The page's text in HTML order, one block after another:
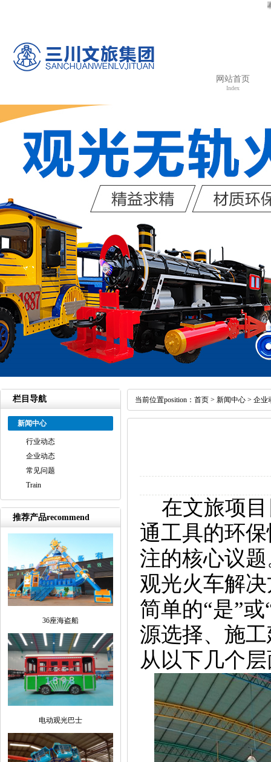
欢迎光临河南
网站首页
Index
栏目导航
新闻中心
行业动态
企业动态
常见问题
Train
推荐产品recommend
36座海盗船
电动观光巴士
当前位置position： 首页 > 新闻中心 > 企业
在文旅项目
通工具的环
注的核心议
观光火车解
简单的“是”
源选择、施
从以下几个